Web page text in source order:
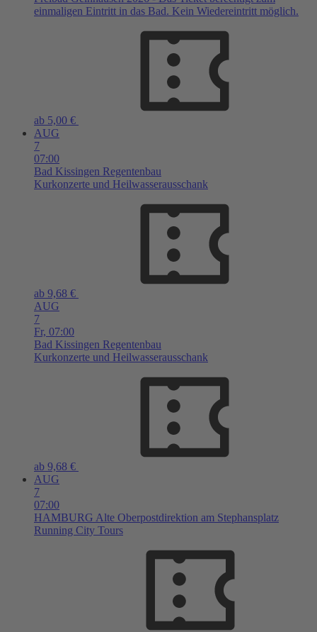
einmaligen Eintritt in das Bad. Kein Wiedereintritt möglich.
ab 5,00 €
AUG
7
07:00
Bad Kissingen Regentenbau
Kurkonzerte und Heilwasserausschank
ab 9,68 €
AUG
7
Fr, 07:00
Bad Kissingen Regentenbau
Kurkonzerte und Heilwasserausschank
ab 9,68 €
AUG
7
07:00
HAMBURG Alte Oberpostdirektion am Stephansplatz
Running City Tours